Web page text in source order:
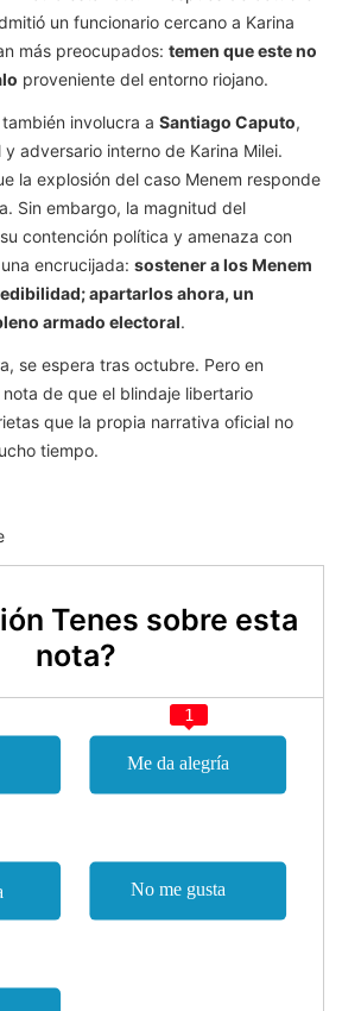
un funcionario cercano a Karina
más preocupados: temen que este no
proveniente del entorno riojano.
involucra a Santiago Caputo,
adversario interno de Karina Milei.
la explosión del caso Menem responde
Sin embargo, la magnitud del
contención política y amenaza con
encrucijada: sostener a los Menem
apartarlos ahora, un
armado electoral.
se espera tras octubre. Pero en
de que el blindaje libertario
que la propia narrativa oficial no
tiempo.
Tenes sobre esta
nota?
1